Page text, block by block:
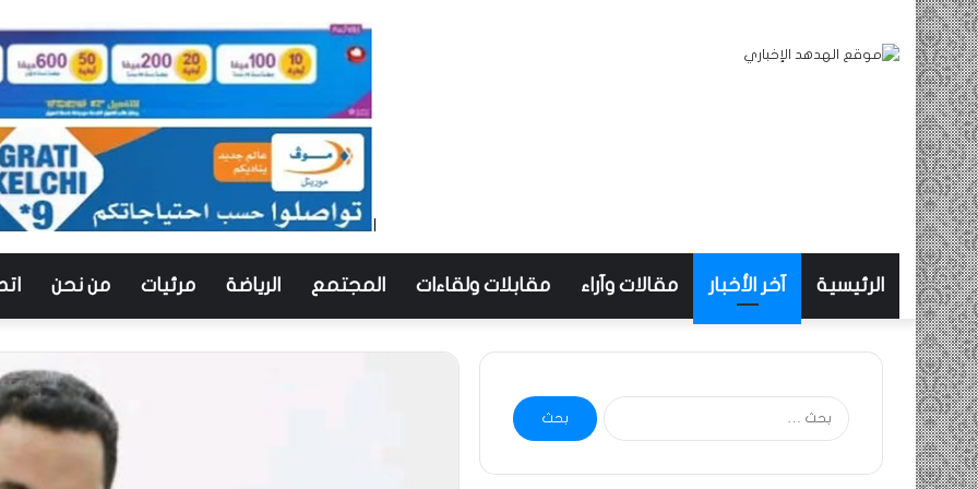
الرئيسية آخر الأخبار مقالات وآراء مقابلات ولقاءات المجتمع الرياضة مرئيات من نحن
البحث
عن: